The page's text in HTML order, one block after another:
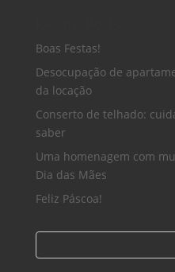
Boas Festas!
Desocupação de
da locação
Conserto de telhado:
saber
Uma homenagem com
Dia das Mães
Feliz Páscoa!